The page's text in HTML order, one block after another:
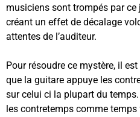
musiciens sont trompés par
créant un effet de décalage
attentes de l’auditeur.
Pour résoudre ce mystère, il
que la guitare appuye les
sur celui ci la plupart du temps.
les contretemps comme